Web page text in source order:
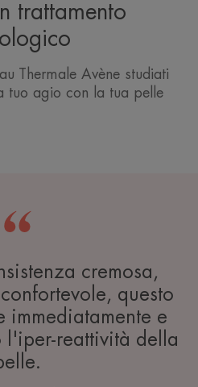
trattamento
Thermale Avène studiati
tuo agio con la tua pelle
cremosa,
questo
immediatamente e
l'iper-reattività della